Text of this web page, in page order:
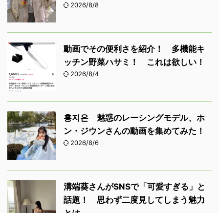
2026/8/8
動画でその便利さを紹介！ 多機能キ
ッチン野菜ハサミ！ これは欲しい！
2026/8/4
홍지은 魅惑のレーシングモデル、ホ
ン・ジウンさんの動画を集めてみた！
2026/8/6
溝端葵さんがSNSで「可愛すぎる」と
話題！ 思わず二度見してしまう魅力